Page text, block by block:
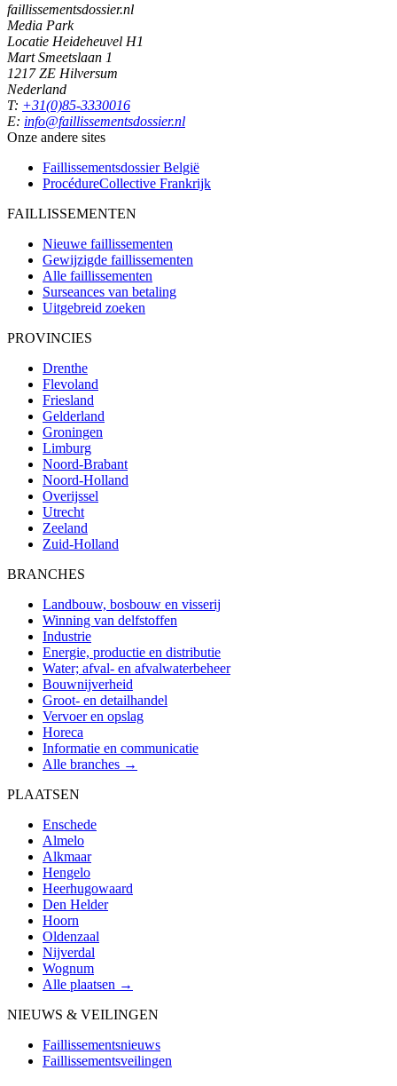
faillissementsdossier.nl
Media Park
Locatie Heideheuvel H1
Mart Smeetslaan 1
1217 ZE Hilversum
Nederland
T: +31(0)85-3330016
E: info@faillissementsdossier.nl
Onze andere sites
Faillissementsdossier België
ProcédureCollective Frankrijk
FAILLISSEMENTEN
Nieuwe faillissementen
Gewijzigde faillissementen
Alle faillissementen
Surseances van betaling
Uitgebreid zoeken
PROVINCIES
Drenthe
Flevoland
Friesland
Gelderland
Groningen
Limburg
Noord-Brabant
Noord-Holland
Overijssel
Utrecht
Zeeland
Zuid-Holland
BRANCHES
Landbouw, bosbouw en visserij
Winning van delfstoffen
Industrie
Energie, productie en distributie
Water; afval- en afvalwaterbeheer
Bouwnijverheid
Groot- en detailhandel
Vervoer en opslag
Horeca
Informatie en communicatie
Alle branches →
PLAATSEN
Enschede
Almelo
Alkmaar
Hengelo
Heerhugowaard
Den Helder
Hoorn
Oldenzaal
Nijverdal
Wognum
Alle plaatsen →
NIEUWS & VEILINGEN
Faillissementsnieuws
Faillissementsveilingen